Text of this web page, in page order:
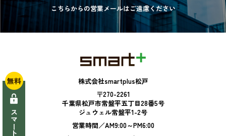
こちらからの営業メールはご遠慮ください
株式会社smartplus松戸
〒270-2261
千葉県松戸市常盤平五丁目28番5号
ジュウェル常盤平1-2号
営業時間／AM9:00～PM6:00
無料